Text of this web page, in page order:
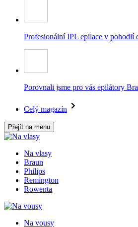
Profesionální IPL epilace v pohodlí
Porovnali jsme pro vás epilátory
Celý magazín
Přejít na menu
Na vlasy
Braun
Philips
Remington
Rowenta
Na vousy